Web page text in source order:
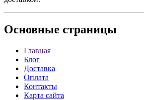
Основные страницы
Главная
Блог
Доставка
Оплата
Контакты
Карта сайта